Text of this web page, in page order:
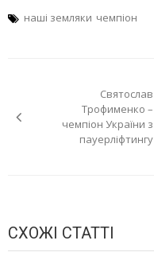
наші земляки чемпіон
записівСвятослав
Трофименко –
чемпіон України з
пауерліфтингу
СХОЖІ СТАТТІ